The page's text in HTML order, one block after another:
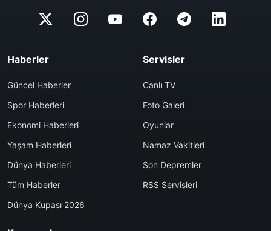
Haberler
Güncel Haberler
Spor Haberleri
Ekonomi Haberleri
Yaşam Haberleri
Dünya Haberleri
Tüm Haberler
Dünya Kupası 2026
Servisler
Canlı TV
Foto Galeri
Oyunlar
Namaz Vakitleri
Son Depremler
RSS Servisleri